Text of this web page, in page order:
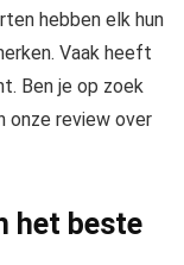
hebben elk hun
Vaak heeft
Ben je op zoek
onze review over
het beste